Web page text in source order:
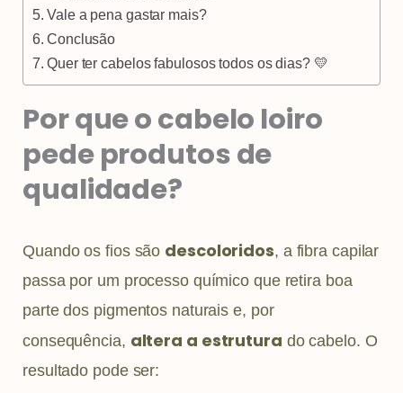
Vale a pena gastar mais?
Conclusão
Quer ter cabelos fabulosos todos os dias? 💛
Por que o cabelo loiro
pede produtos de
qualidade?
Quando os fios são descoloridos, a fibra capilar
passa por um processo químico que retira boa
parte dos pigmentos naturais e, por
consequência, altera a estrutura do cabelo. O
resultado pode ser: